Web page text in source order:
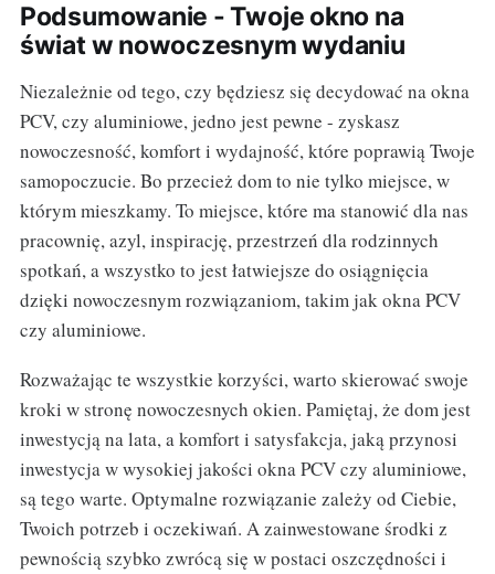
Podsumowanie - Twoje okno na
świat w nowoczesnym wydaniu
Niezależnie od tego, czy będziesz się decydować na okna
PCV, czy aluminiowe, jedno jest pewne - zyskasz
nowoczesność, komfort i wydajność, które poprawią Twoje
samopoczucie. Bo przecież dom to nie tylko miejsce, w
którym mieszkamy. To miejsce, które ma stanowić dla nas
pracownię, azyl, inspirację, przestrzeń dla rodzinnych
spotkań, a wszystko to jest łatwiejsze do osiągnięcia
dzięki nowoczesnym rozwiązaniom, takim jak okna PCV
czy aluminiowe.
Rozważając te wszystkie korzyści, warto skierować swoje
kroki w stronę nowoczesnych okien. Pamiętaj, że dom jest
inwestycją na lata, a komfort i satysfakcja, jaką przynosi
inwestycja w wysokiej jakości okna PCV czy aluminiowe,
są tego warte. Optymalne rozwiązanie zależy od Ciebie,
Twoich potrzeb i oczekiwań. A zainwestowane środki z
pewnością szybko zwrócą się w postaci oszczędności i